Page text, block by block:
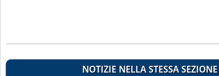
NOTIZIE NELLA STESSA SEZIONE